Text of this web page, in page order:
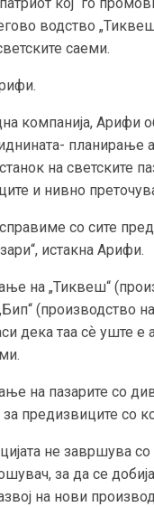
водство
саеми.
компанија, Арифи
на светските
и нивно
со сите
истакна Арифи.
на „Тиквеш“
(производство
дека таа сѐ уште е
на пазарите со
предизвиците со
не завршува
за да се
на нови